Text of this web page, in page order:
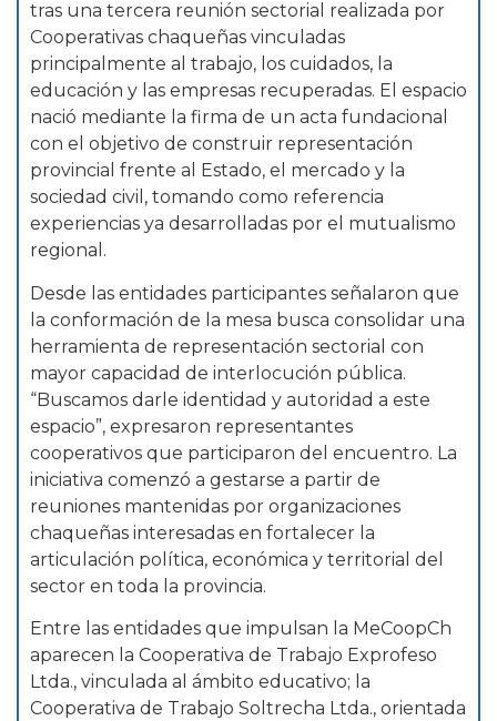
tras una tercera reunión sectorial realizada por
Cooperativas chaqueñas vinculadas
principalmente al trabajo, los cuidados, la
educación y las empresas recuperadas. El espacio
nació mediante la firma de un acta fundacional
con el objetivo de construir representación
provincial frente al Estado, el mercado y la
sociedad civil, tomando como referencia
experiencias ya desarrolladas por el mutualismo
regional.
Desde las entidades participantes señalaron que
la conformación de la mesa busca consolidar una
herramienta de representación sectorial con
mayor capacidad de interlocución pública.
“Buscamos darle identidad y autoridad a este
espacio”, expresaron representantes
cooperativos que participaron del encuentro. La
iniciativa comenzó a gestarse a partir de
reuniones mantenidas por organizaciones
chaqueñas interesadas en fortalecer la
articulación política, económica y territorial del
sector en toda la provincia.
Entre las entidades que impulsan la MeCoopCh
aparecen la Cooperativa de Trabajo Exprofeso
Ltda., vinculada al ámbito educativo; la
Cooperativa de Trabajo Soltrecha Ltda., orientada